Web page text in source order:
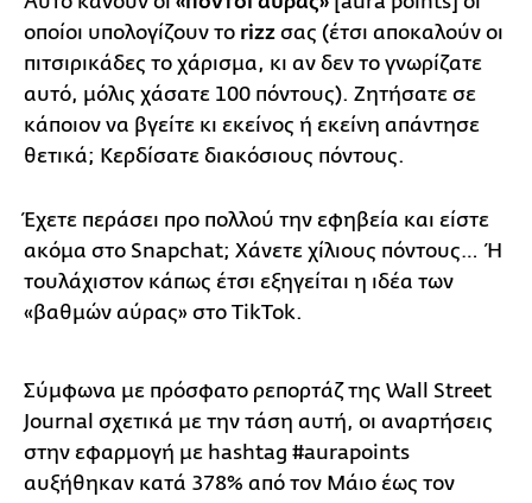
οποίοι υπολογίζουν το rizz σας (έτσι αποκαλούν οι
πιτσιρικάδες το χάρισμα, κι αν δεν το γνωρίζατε
αυτό, μόλις χάσατε 100 πόντους). Ζητήσατε σε
κάποιον να βγείτε κι εκείνος ή εκείνη απάντησε
θετικά; Κερδίσατε διακόσιους πόντους.
Έχετε περάσει προ πολλού την εφηβεία και είστε
ακόμα στο Snapchat; Χάνετε χίλιους πόντους… Ή
τουλάχιστον κάπως έτσι εξηγείται η ιδέα των
«βαθμών αύρας» στο TikTok.
Σύμφωνα με πρόσφατο ρεπορτάζ της Wall Street
Journal σχετικά με την τάση αυτή, οι αναρτήσεις
στην εφαρμογή με hashtag #aurapoints
αυξήθηκαν κατά 378% από τον Μάιο έως τον